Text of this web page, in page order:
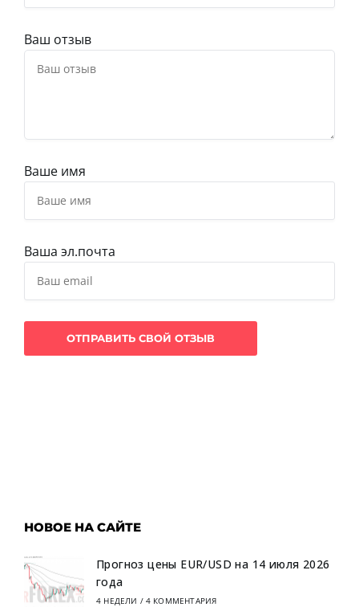
Ваш отзыв
Ваше имя
Ваша эл.почта
НОВОЕ НА САЙТЕ
Прогноз цены EUR/USD на 14 июля 2026
года
4 НЕДЕЛИ / 4 КОММЕНТАРИЯ